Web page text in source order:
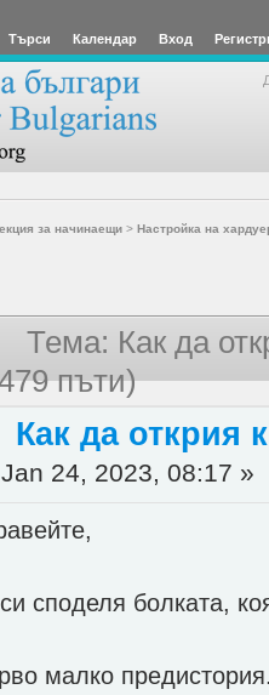
Търси Календар Вход
за начинаещи> Настройка на
Тема: Как да
пъти)
Как да открия
Jan 24, 2023, 08:17 »
споделя болката,
малко